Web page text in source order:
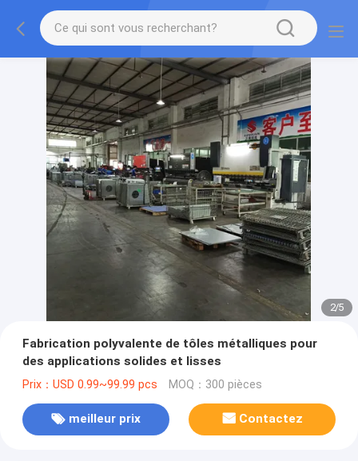
2/5
Fabrication polyvalente de tôles métalliques pour
des applications solides et lisses
Prix：USD 0.99~99.99 pcs MOQ：300 pièces
meilleur prix Contactez